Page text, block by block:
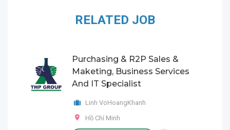
RELATED JOB
Purchasing & R2P Sales &
Maketing, Business Services
And IT Specialist
Linh VoHoangKhanh
Hồ Chí Minh